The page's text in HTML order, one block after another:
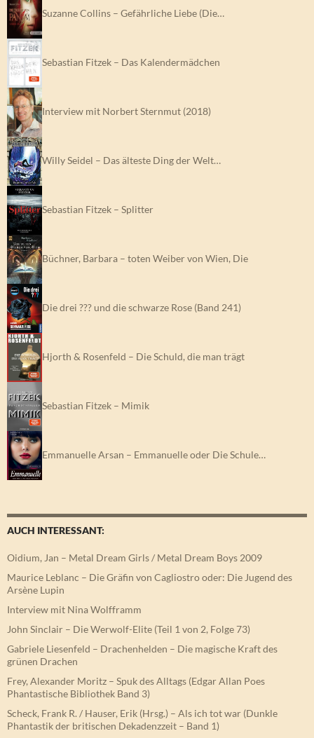
Suzanne Collins – Gefährliche Liebe (Die…
Sebastian Fitzek – Das Kalendermädchen
Interview mit Norbert Sternmut (2018)
Willy Seidel – Das älteste Ding der Welt…
Sebastian Fitzek – Splitter
Büchner, Barbara – toten Weiber von Wien, Die
Die drei ??? und die schwarze Rose (Band 241)
Hjorth & Rosenfeld – Die Schuld, die man trägt
Sebastian Fitzek – Mimik
Emmanuelle Arsan – Emmanuelle oder Die Schule…
AUCH INTERESSANT:
Oidium, Jan – Metal Dream Girls / Metal Dream Boys 2009
Maurice Leblanc – Die Gräfin von Cagliostro oder: Die Jugend des
Arsène Lupin
Interview mit Nina Wolfframm
John Sinclair – Die Werwolf-Elite (Teil 1 von 2, Folge 73)
Gabriele Liesenfeld – Drachenhelden – Die magische Kraft des
grünen Drachen
Frey, Alexander Moritz – Spuk des Alltags (Edgar Allan Poes
Phantastische Bibliothek Band 3)
Scheck, Frank R. / Hauser, Erik (Hrsg.) – Als ich tot war (Dunkle
Phantastik der britischen Dekadenzzeit – Band 1)